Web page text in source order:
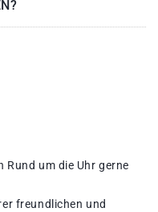
um die Uhr gerne
freundlichen und